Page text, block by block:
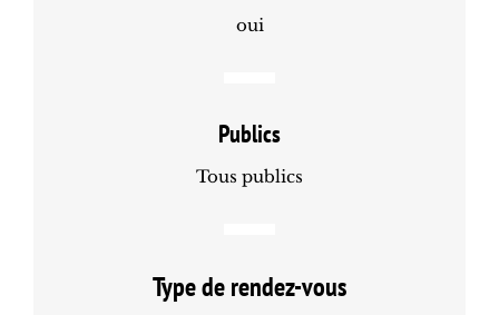
oui
Publics
Tous publics
Type de rendez-vous